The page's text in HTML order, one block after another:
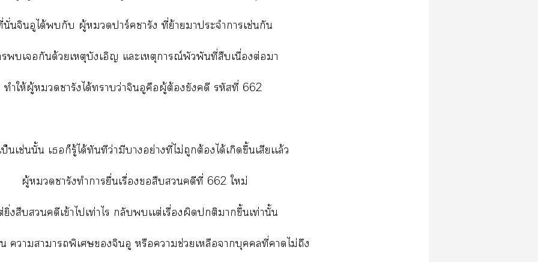
นจินอูได้กับ ผู้าร์คารัง ที่ย้ายาประจำาเช่นกัน
เกันด้วยเหตุบังเอิญ แะเหตุการณ์พัวพันที่สืบเนื่องต่อมา
ทำให้ผู้ารังได้าว่าจินอูคือผู้ต้องขังคดี รหัสที่ 662
ป็นเช่นนั้น เก็รู้ได้ทันทีว่ามีาอย่างที่ไม่ถูกต้องได้เกิดขึ้นเสียเเล้ว
ผู้ารังทำายื่นเรื่องสืบคดีที่ 662 ใหม่
ยิ่งสืบคดีเข้าไเท่าไร กลับเเต่เรื่องผิดติาขึ้นเท่านั้น
น าาาพิเศษจินอู หรือาช่วยเหลือาบุคคลที่าไม่ถึง